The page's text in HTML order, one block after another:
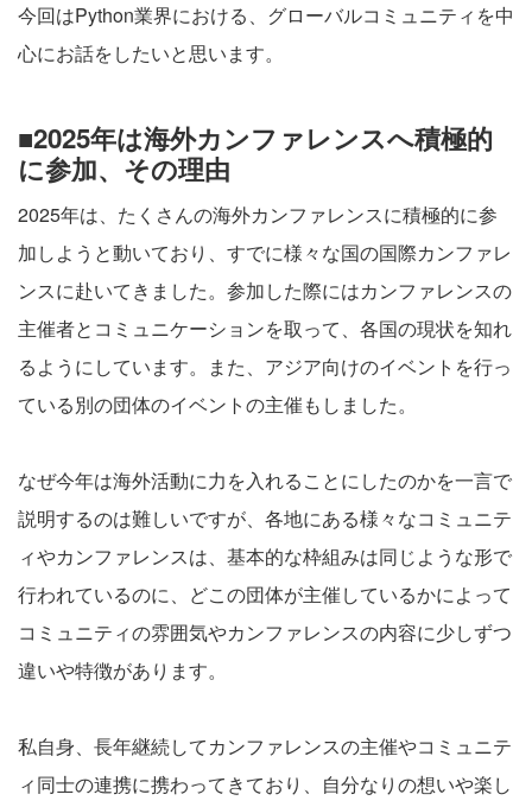
今回はPython業界における、グローバルコミュニティを中
心にお話をしたいと思います。
■2025年は海外カンファレンスへ積極的
に参加、その理由
2025年は、たくさんの海外カンファレンスに積極的に参
加しようと動いており、すでに様々な国の国際カンファレ
ンスに赴いてきました。参加した際にはカンファレンスの
主催者とコミュニケーションを取って、各国の現状を知れ
るようにしています。また、アジア向けのイベントを行っ
ている別の団体のイベントの主催もしました。
なぜ今年は海外活動に力を入れることにしたのかを一言で
説明するのは難しいですが、各地にある様々なコミュニテ
ィやカンファレンスは、基本的な枠組みは同じような形で
行われているのに、どこの団体が主催しているかによって
コミュニティの雰囲気やカンファレンスの内容に少しずつ
違いや特徴があります。
私自身、長年継続してカンファレンスの主催やコミュニテ
ィ同士の連携に携わってきており、自分なりの想いや楽し